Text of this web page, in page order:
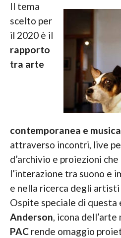
Il tema
scelto per
il 2020 è il
rapporto
tra arte
contemporanea e musica
attraverso incontri, live
d’archivio e proiezioni
l’interazione tra suono e
e nella ricerca degli
Ospite speciale di questa
Anderson, icona
PACrende omaggio